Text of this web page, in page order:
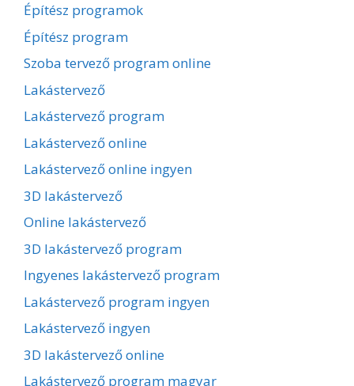
Építész programok
Építész program
Szoba tervező program online
Lakástervező
Lakástervező program
Lakástervező online
Lakástervező online ingyen
3D lakástervező
Online lakástervező
3D lakástervező program
Ingyenes lakástervező program
Lakástervező program ingyen
Lakástervező ingyen
3D lakástervező online
Lakástervező program magyar